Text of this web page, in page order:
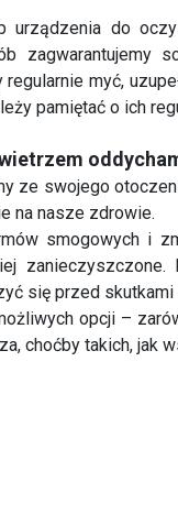
pamiętać o ich
ze swojego
na nasze zdrowie.
zanieczyszczone.
się przed
opcji –
choćby takich, jak